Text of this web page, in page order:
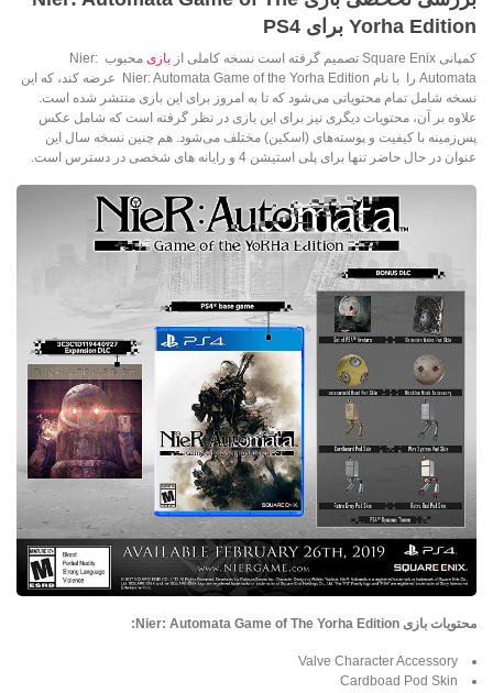
Yorha Edition برای PS4
کمپانی Square Enix تصمیم گرفته است نسخه کاملی از بازی
محبوب Nier:
Automata را با نام Nier: Automata Game of the Yorha Edition عرضه کند، که این
نسخه شامل تمام محتویاتی می‌شود که تا به امروز برای این بازی منتشر شده است.
علاوه بر آن، محتویات دیگری نیز برای این بازی در نظر گرفته است که شامل عکس
پس‌زمینه با کیفیت و پوسته‌های (اسکین‌) مختلف می‌شود. هم چنین نسخه سال این
عنوان در حال حاضر تنها برای پلی ‌استیشن 4 و رایانه های شخصی در دسترس است.
محتویات بازی Nier: Automata Game of The Yorha Edition:
Valve Character Accessory
Cardboad Pod Skin